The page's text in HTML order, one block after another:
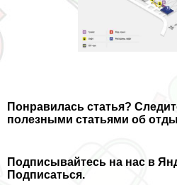
Понравилась статья?
полезными статьями об
Подписывайтесь на нас в
Подписаться.